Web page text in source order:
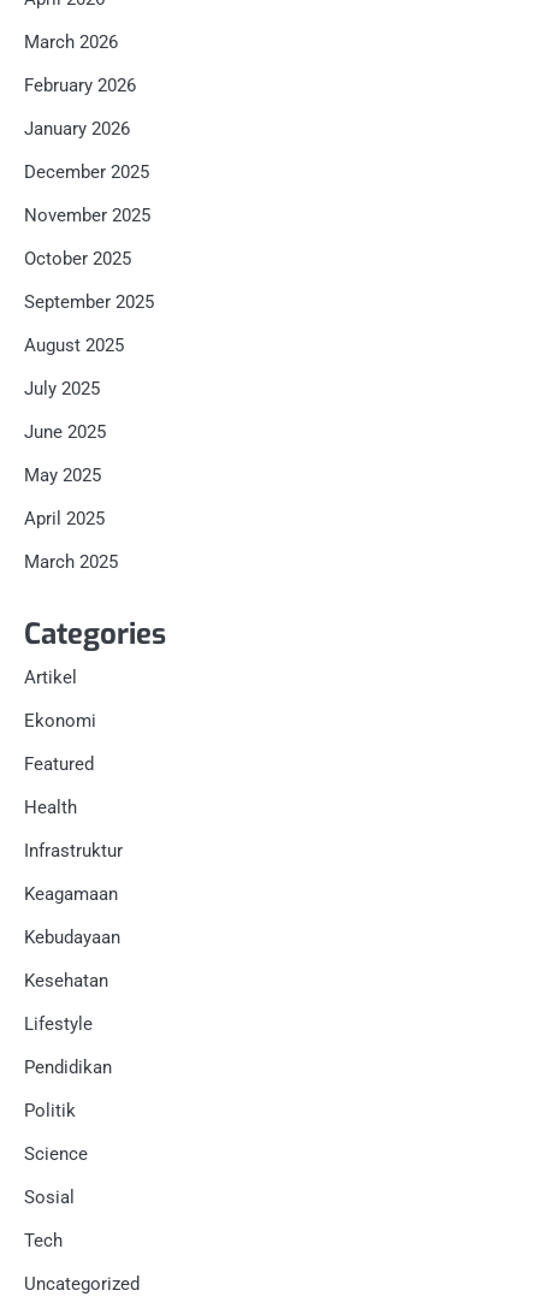
March 2026
February 2026
January 2026
December 2025
November 2025
October 2025
September 2025
August 2025
July 2025
June 2025
May 2025
April 2025
March 2025
Categories
Artikel
Ekonomi
Featured
Health
Infrastruktur
Keagamaan
Kebudayaan
Kesehatan
Lifestyle
Pendidikan
Politik
Science
Sosial
Tech
Uncategorized